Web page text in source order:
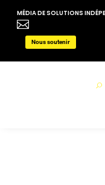
MÉDIA DE SOLUTIONS

Nous soutenir